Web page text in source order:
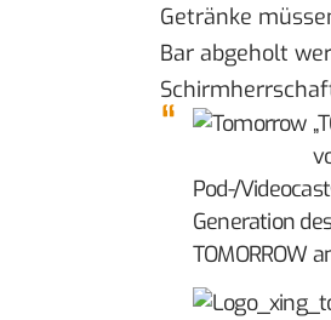
Getränke
Bar abgeholt
Pod-/
Generation
TOMORROW